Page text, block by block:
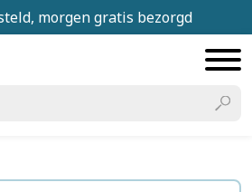
morgen gratis bezorgd